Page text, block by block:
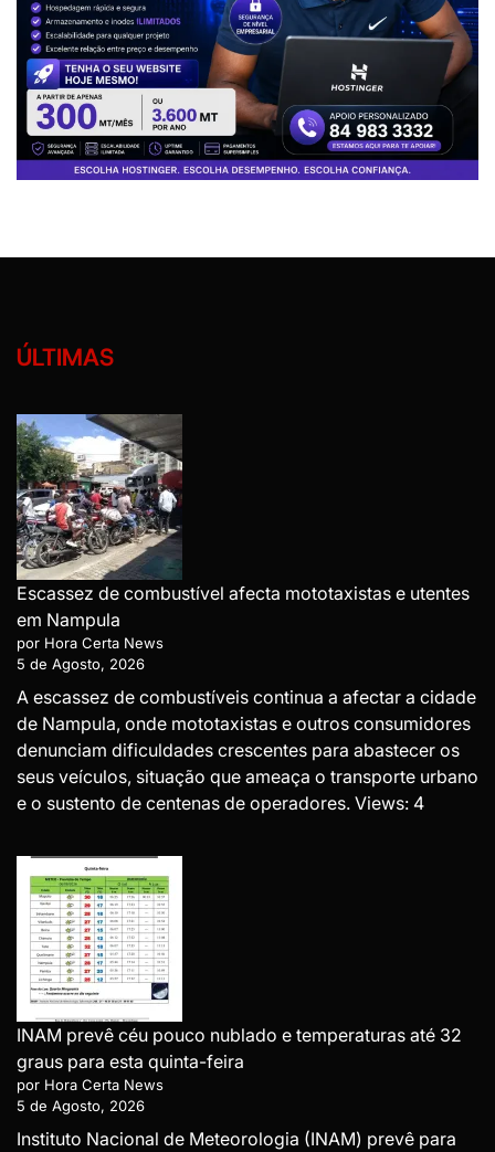
ÚLTIMAS
Escassez de combustível afecta mototaxistas e utentes
em Nampula
por Hora Certa News
5 de Agosto, 2026
A escassez de combustíveis continua a afectar a cidade
de Nampula, onde mototaxistas e outros consumidores
denunciam dificuldades crescentes para abastecer os
seus veículos, situação que ameaça o transporte urbano
e o sustento de centenas de operadores. Views: 4
INAM prevê céu pouco nublado e temperaturas até 32
graus para esta quinta-feira
por Hora Certa News
5 de Agosto, 2026
Instituto Nacional de Meteorologia (INAM) prevê para